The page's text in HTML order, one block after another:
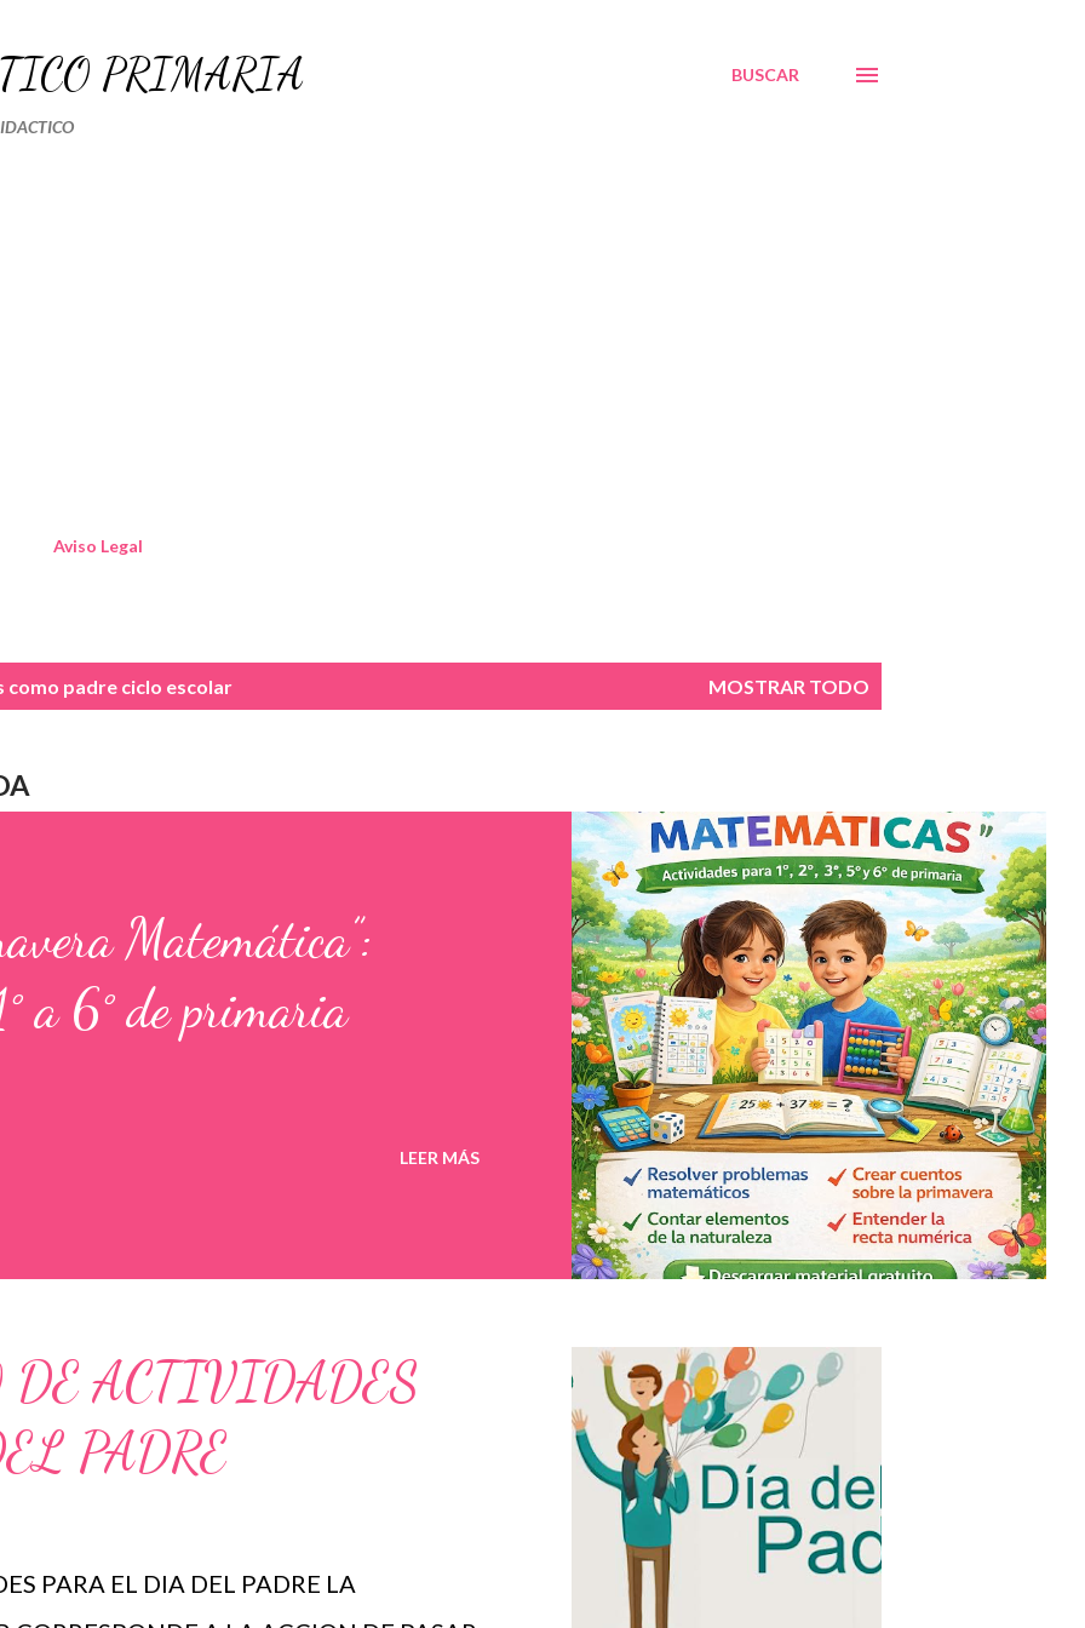
PRIMARIA BUSCAR
Aviso Legal
como padre ciclo escolar MOSTRAR TODO
Matemática”:
a 6° de primaria
LEER MÁS
ACTIVIDADES
PADRE
PARA EL DIA DEL PADRE LA